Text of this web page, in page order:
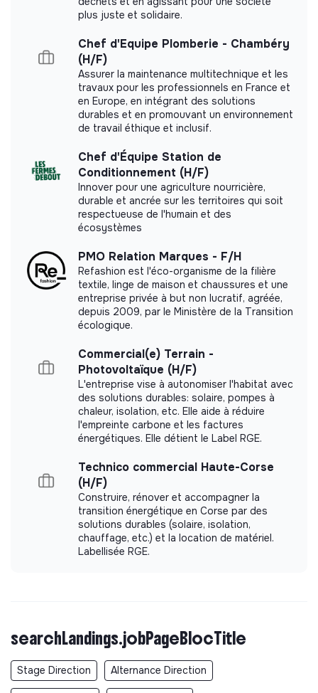
Labels and certifications
This structure did not communicate to us the
labels or certifications that it was able to obtain.
Documents
Did not yet add a transparency document.
plus juste et solidaire.
Chef d'Equipe Plomberie - Chambéry
(H/F)
Assurer la maintenance multitechnique et les
travaux pour les professionnels en France et
en Europe, en intégrant des solutions
durables et en promouvant un environnement
de travail éthique et inclusif.
Chef d'Équipe Station de
Conditionnement (H/F)
Innover pour une agriculture nourricière,
durable et ancrée sur les territoires qui soit
respectueuse de l'humain et des
écosystèmes
PMO Relation Marques - F/H
Refashion est l'éco-organisme de la filière
textile, linge de maison et chaussures et une
entreprise privée à but non lucratif, agréée,
depuis 2009, par le Ministère de la Transition
écologique.
Commercial(e) Terrain -
Photovoltaïque (H/F)
L'entreprise vise à autonomiser l'habitat avec
des solutions durables: solaire, pompes à
chaleur, isolation, etc. Elle aide à réduire
l'empreinte carbone et les factures
énergétiques. Elle détient le Label RGE.
Technico commercial Haute-Corse
(H/F)
Construire, rénover et accompagner la
transition énergétique en Corse par des
solutions durables (solaire, isolation,
chauffage, etc.) et la location de matériel.
Labellisée RGE.
searchLandings.jobPageBlocTitle
Stage Direction Alternance Direction